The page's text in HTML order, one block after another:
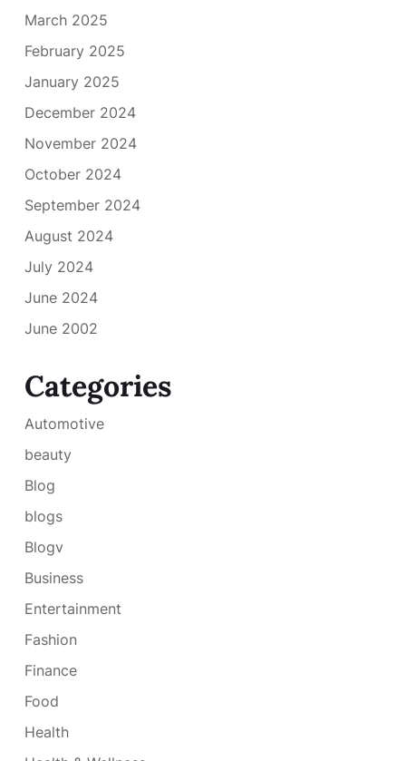
March 2025
February 2025
January 2025
December 2024
November 2024
October 2024
September 2024
August 2024
July 2024
June 2024
June 2002
Categories
Automotive
beauty
Blog
blogs
Blogv
Business
Entertainment
Fashion
Finance
Food
Health